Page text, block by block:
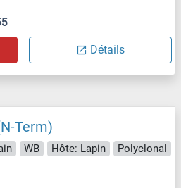
Détails
Term)
WB Hôte: Lapin
Polyclonal